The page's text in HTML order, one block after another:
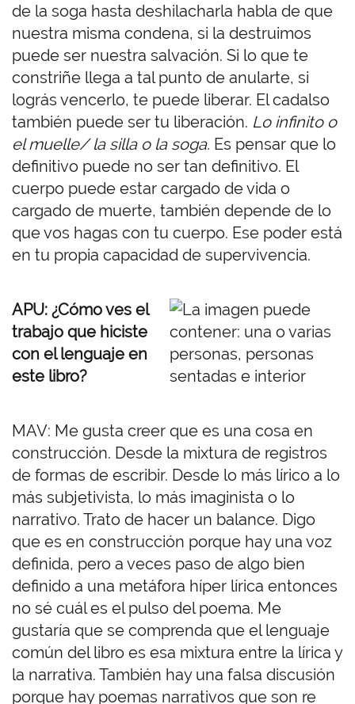
de la soga hasta deshilacharla habla de que
nuestra misma condena, si la destruimos
puede ser nuestra salvación. Si lo que te
constriñe llega a tal punto de anularte, si
lográs vencerlo, te puede liberar. El cadalso
también puede ser tu liberación. Lo infinito o
el muelle/ la silla o la soga. Es pensar que lo
definitivo puede no ser tan definitivo. El
cuerpo puede estar cargado de vida o
cargado de muerte, también depende de lo
que vos hagas con tu cuerpo. Ese poder está
en tu propia capacidad de supervivencia.
APU: ¿Cómo ves el
trabajo que hiciste
con el lenguaje en
este libro?
MAV: Me gusta creer que es una cosa en
construcción. Desde la mixtura de registros
de formas de escribir. Desde lo más lírico a lo
más subjetivista, lo más imaginista o lo
narrativo. Trato de hacer un balance. Digo
que es en construcción porque hay una voz
definida, pero a veces paso de algo bien
definido a una metáfora híper lírica entonces
no sé cuál es el pulso del poema. Me
gustaría que se comprenda que el lenguaje
común del libro es esa mixtura entre la lírica y
la narrativa. También hay una falsa discusión
porque hay poemas narrativos que son re